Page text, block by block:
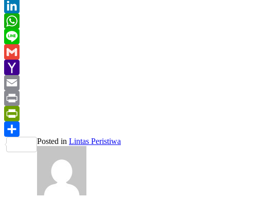
Twitter
LinkedIn
WhatsApp
Line
Gmail
Yahoo
Mail
Email
Print
PrintFriendly
Share
Posted in Lintas Peristiwa